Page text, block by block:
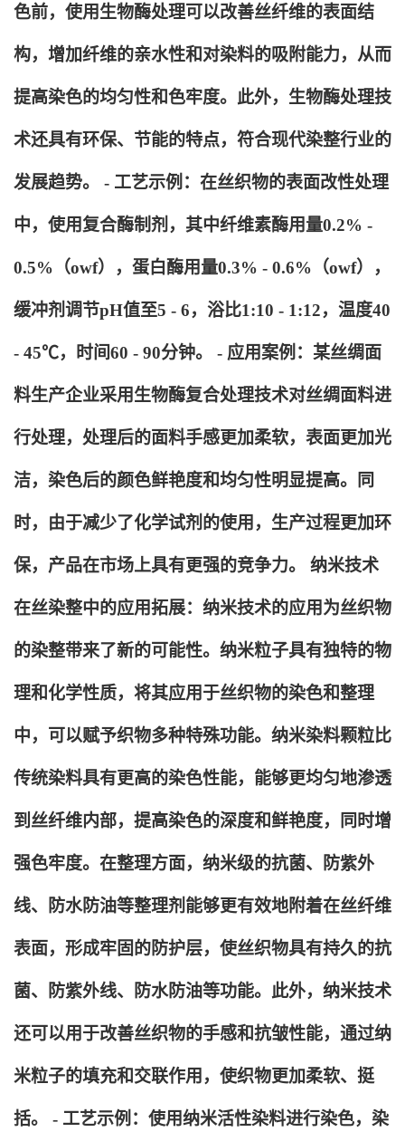
色前，使用生物酶处理可以改善丝纤维的表面结
构，增加纤维的亲水性和对染料的吸附能力，从而
提高染色的均匀性和色牢度。此外，生物酶处理技
术还具有环保、节能的特点，符合现代染整行业的
发展趋势。 - 工艺示例：在丝织物的表面改性处理
中，使用复合酶制剂，其中纤维素酶用量0.2% -
0.5%（owf），蛋白酶用量0.3% - 0.6%（owf），
缓冲剂调节pH值至5 - 6，浴比1:10 - 1:12，温度40
- 45℃，时间60 - 90分钟。 - 应用案例：某丝绸面
料生产企业采用生物酶复合处理技术对丝绸面料进
行处理，处理后的面料手感更加柔软，表面更加光
洁，染色后的颜色鲜艳度和均匀性明显提高。同
时，由于减少了化学试剂的使用，生产过程更加环
保，产品在市场上具有更强的竞争力。 纳米技术
在丝染整中的应用拓展：纳米技术的应用为丝织物
的染整带来了新的可能性。纳米粒子具有独特的物
理和化学性质，将其应用于丝织物的染色和整理
中，可以赋予织物多种特殊功能。纳米染料颗粒比
传统染料具有更高的染色性能，能够更均匀地渗透
到丝纤维内部，提高染色的深度和鲜艳度，同时增
强色牢度。在整理方面，纳米级的抗菌、防紫外
线、防水防油等整理剂能够更有效地附着在丝纤维
表面，形成牢固的防护层，使丝织物具有持久的抗
菌、防紫外线、防水防油等功能。此外，纳米技术
还可以用于改善丝织物的手感和抗皱性能，通过纳
米粒子的填充和交联作用，使织物更加柔软、挺
括。 - 工艺示例：使用纳米活性染料进行染色，染